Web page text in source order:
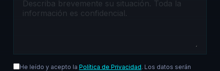
He leído y acepto la Política de Privacidad. Los datos serán